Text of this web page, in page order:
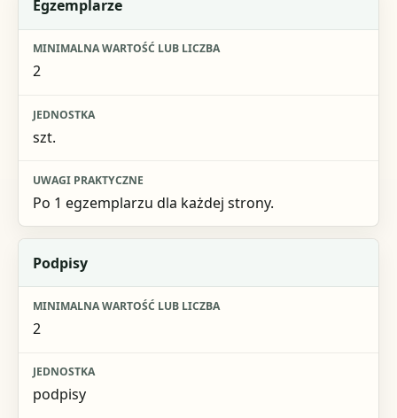
Egzemplarze
2
szt.
Po 1 egzemplarzu dla każdej strony.
Podpisy
2
podpisy